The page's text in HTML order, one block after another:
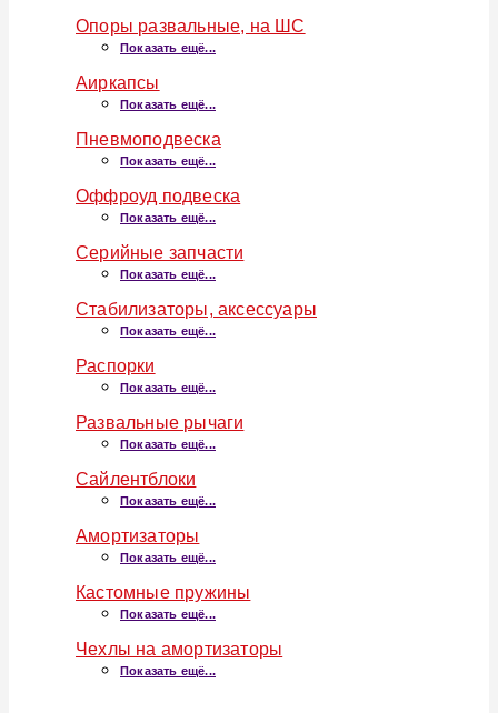
Опоры развальные, на ШС
Показать ещё...
Аиркапсы
Показать ещё...
Пневмоподвеска
Показать ещё...
Оффроуд подвеска
Показать ещё...
Серийные запчасти
Показать ещё...
Стабилизаторы, аксессуары
Показать ещё...
Распорки
Показать ещё...
Развальные рычаги
Показать ещё...
Сайлентблоки
Показать ещё...
Амортизаторы
Показать ещё...
Кастомные пружины
Показать ещё...
Чехлы на амортизаторы
Показать ещё...